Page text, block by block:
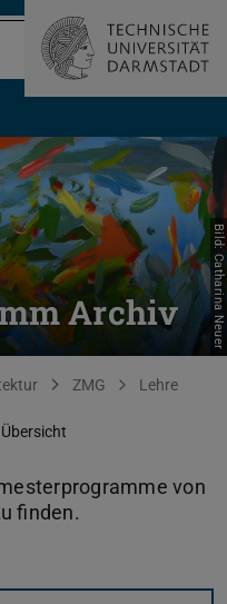
Archiv Bild: Catharina Neuer
ZMG
Lehre
von
finden.